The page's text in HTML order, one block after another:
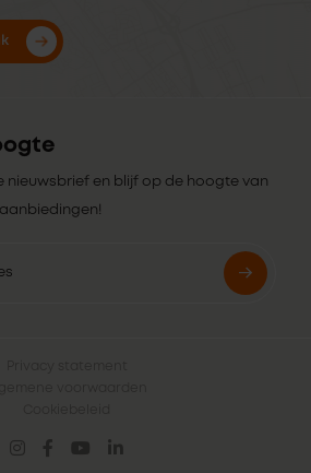
nieuwsbrief en blijf op de hoogte van